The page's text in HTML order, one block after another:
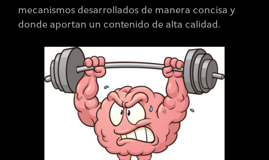
mecanismos desarrollados de manera concisa y
donde aportan un contenido de alta calidad.